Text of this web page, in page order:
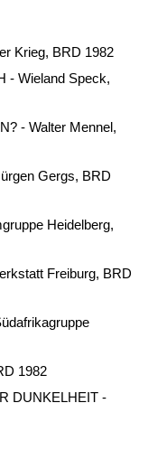
Krieg, BRD 1982
- Wieland Speck,
- Walter Mennel,
Gergs, BRD
Heidelberg,
Freiburg, BRD
1982
DUNKELHEIT -